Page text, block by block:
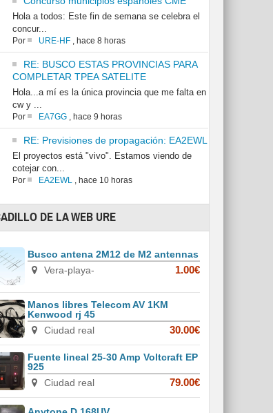
Hola a todos: Este fin de semana se celebra el
concur...
Por URE-HF, hace 8 horas
RE: BUSCO ESTAS PROVINCIAS PARA
COMPLETAR TPEA SATELITE
Hola...a mí es la única provincia que me falta en
cw y ...
Por EA7GG, hace 9 horas
RE: Previsiones de propagación: EA2EWL
El proyectos está "vivo". Estamos viendo de
cotejar con...
Por EA2EWL, hace 10 horas
DE LA WEB URE
Busco antena 2M12 de M2 antennas
Vera-playa-
1.00€
Manos libres Telecom AV 1KM
Kenwood rj 45
Ciudad real
30.00€
Fuente lineal 25-30 Amp Voltcraft EP
925
Ciudad real
79.00€